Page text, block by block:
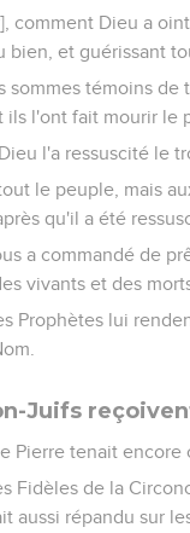
comment Dieu a
bien, et guérissant
sommes témoins de
ils l'ont fait mourir le
l'a ressuscité le
le peuple, mais
qu'il a été
a commandé de
vivants et des
Prophètes lui
Juifs
Pierre tenait encore
Fidèles de la
aussi répandu sur